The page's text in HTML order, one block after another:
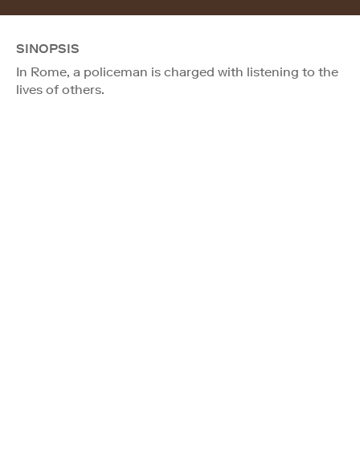
SINOPSIS
In Rome, a policeman is charged with listening to the
lives of others.